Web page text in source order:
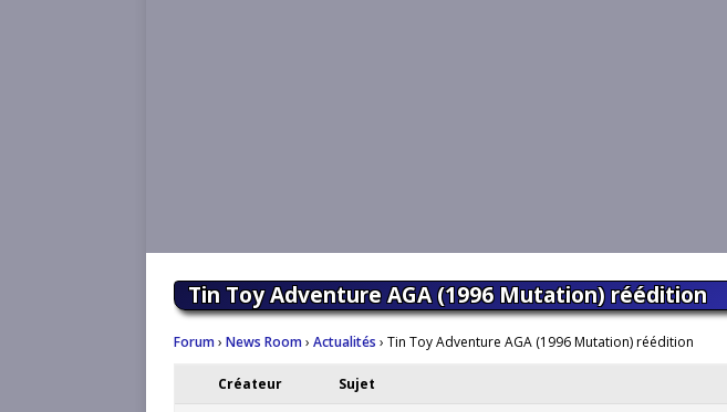
Tin Toy Adventure AGA (1996 Mutation) réédition
Forum› News Room› Actualités › Tin Toy Adventure AGA (1996 Mutation) réédition
Créateur Sujet